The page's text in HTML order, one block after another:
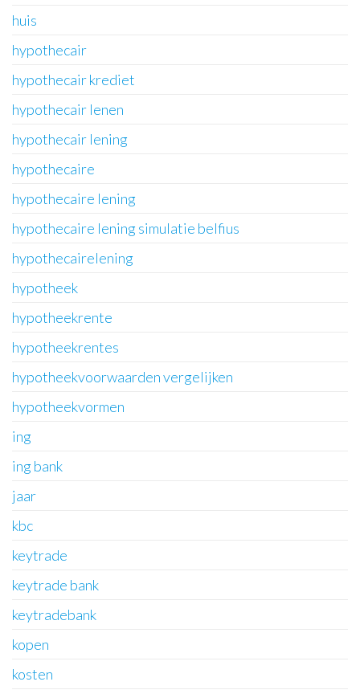
huis
hypothecair
hypothecair krediet
hypothecair lenen
hypothecair lening
hypothecaire
hypothecaire lening
hypothecaire lening simulatie belfius
hypothecairelening
hypotheek
hypotheekrente
hypotheekrentes
hypotheekvoorwaarden vergelijken
hypotheekvormen
ing
ing bank
jaar
kbc
keytrade
keytrade bank
keytradebank
kopen
kosten